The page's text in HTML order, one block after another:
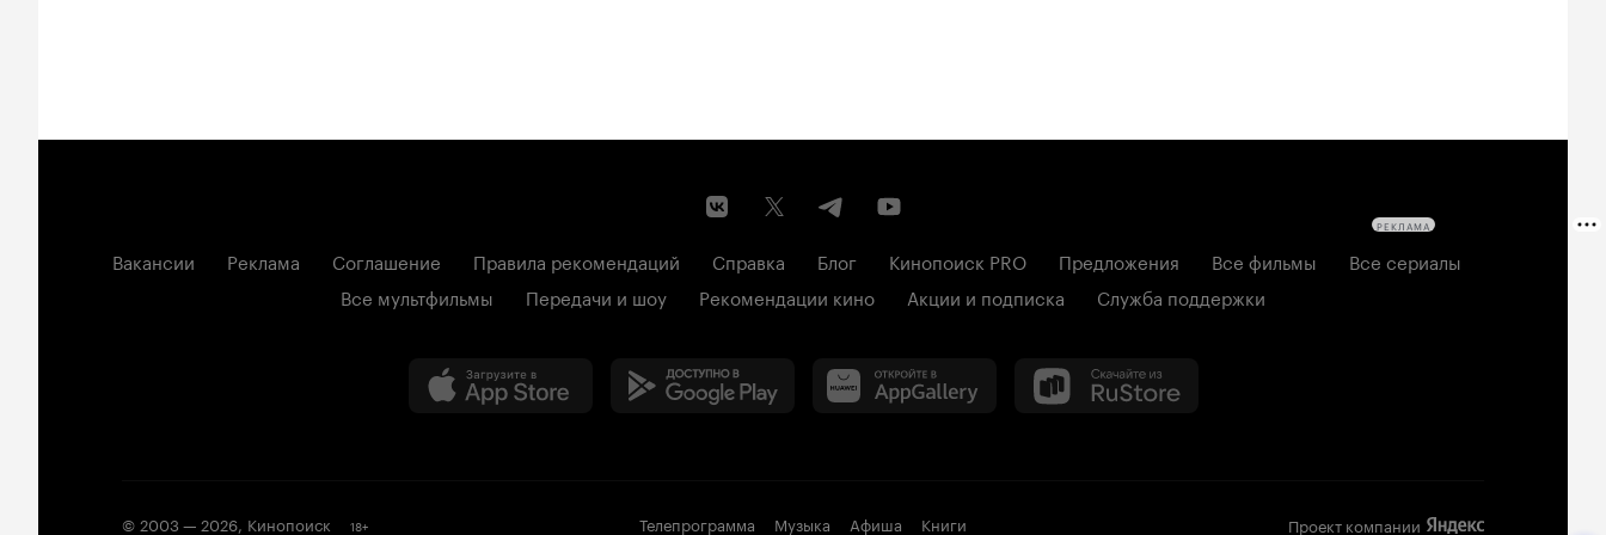
Вакансии Реклама Соглашение Правила рекомендаций Справка Блог Кинопоиск PRO Предложения Все фильмы
Все сериалы
Все мультфильмы
Передачи и шоу Рекомендации кино Акции и подписка Служба поддержки
© 2003 —2026, Кинопоиск 18+ Телепрограмма Музыка Афиша Книги Проект компании
РЕКЛАМА